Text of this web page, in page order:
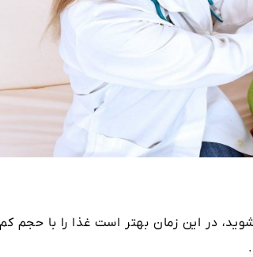
در این زمان بهتر است غذا را با حجم